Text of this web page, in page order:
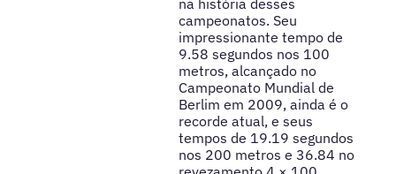
na história desses
campeonatos. Seu
impressionante tempo de
9.58 segundos nos 100
metros, alcançado no
Campeonato Mundial de
Berlim em 2009, ainda é o
recorde atual, e seus
tempos de 19.19 segundos
nos 200 metros e 36.84 no